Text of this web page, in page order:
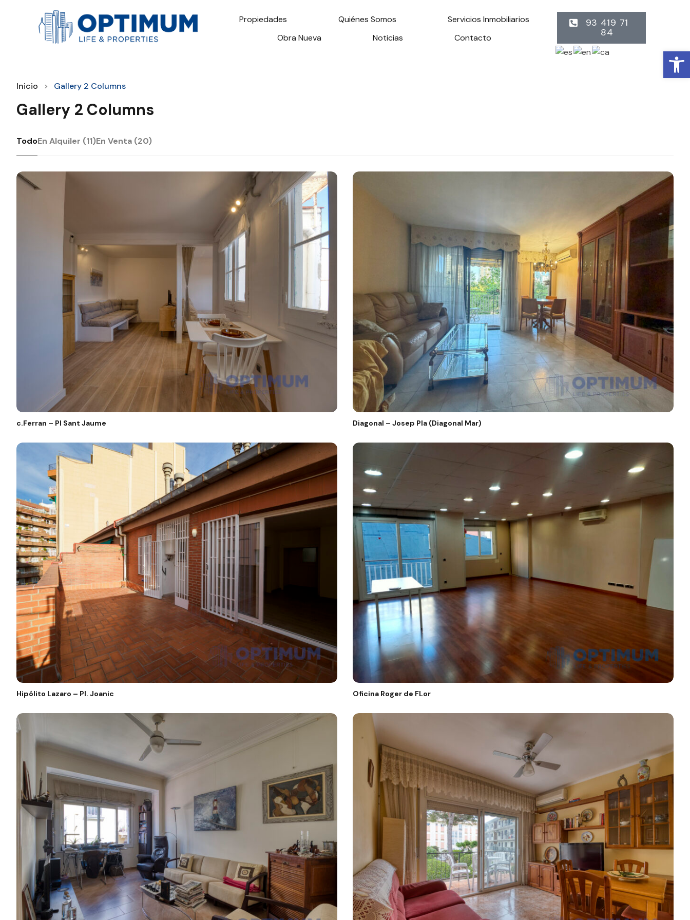
Abrir
Propiedades Quiénes Somos
Servicios Inmobiliarios
Obra Nueva
Noticias Contacto
93 419 71
84
Inicio Gallery 2 Columns
Gallery 2 Columns
TodoEn Alquiler (11)En Venta (20)
c.Ferran – Pl Sant Jaume Diagonal – Josep Pla (Diagonal Mar)
Hipólito Lazaro – Pl. Joanic Oficina Roger de FLor